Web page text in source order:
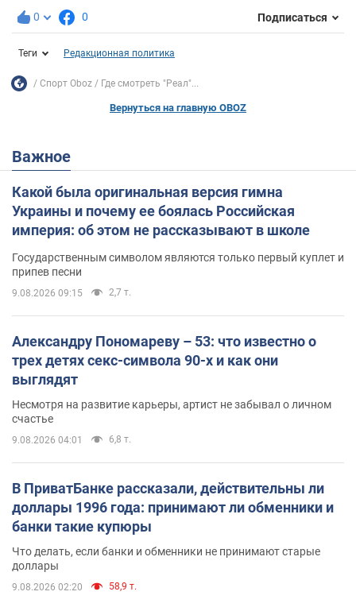
0 0 Подписаться
Теги Редакционная политика
Спорт Oboz Где смотреть "Реал"...
Вернуться на главную OBOZ
Важное
Какой была оригинальная версия гимна
Украины и почему ее боялась Российская
империя: об этом не рассказывают в школе
Государственным символом являются только первый куплет и
припев песни
9.08.2026 09:15 2,7 т.
Александру Пономареву – 53: что известно о
трех детях секс-символа 90-х и как они
выглядят
Несмотря на развитие карьеры, артист не забывал о личном
счастье
9.08.2026 04:01 6,8 т.
В ПриватБанке рассказали, действительны ли
доллары 1996 года: принимают ли обменники и
банки такие купюры
Что делать, если банки и обменники не принимают старые
доллары
9.08.2026 02:20 58,9 т.